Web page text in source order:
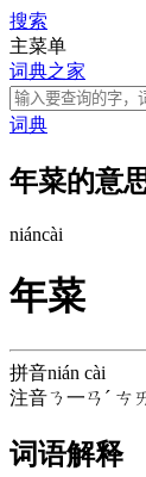
搜索
主菜单
词典之家
词典
年菜的意
niáncài
年菜
拼音nián cài
注音ㄋ一ㄢˊ ㄘ
词语解释